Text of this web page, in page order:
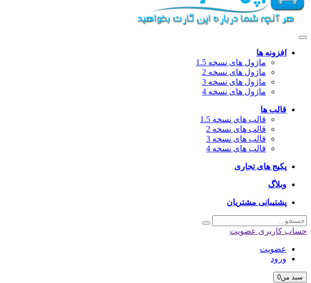
افزونه ها
ماژول های نسخه 1.5
ماژول های نسخه 2
ماژول های نسخه 3
ماژول های نسخه 4
قالب ها
قالب های نسخه 1.5
قالب های نسخه 2
قالب های نسخه 3
قالب های نسخه 4
پکیج های تجاری
وبلاگ
پشتیبانی مشتریان
حساب کاربری عضویت
عضویت
ورود
سبد من0